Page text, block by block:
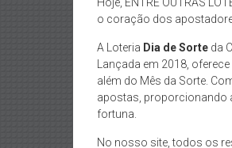
o coração dos
A Loteria Dia de Sorte da
Lançada em 2018,
além do Mês da Sorte.
apostas, proporcionando
fortuna.
No nosso site, todos os